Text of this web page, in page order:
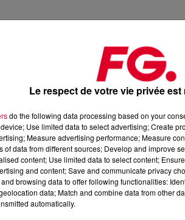
18 décembre 2025
, 📱 et sur l’Application FG (IOS
Le respect de votre vie privée
do the following data processing based on your
Use limited data to select advertising; Create
Measure advertising performance; Measure
of data from different sources; Develop and improve
content; Use limited data to select content;
and content; Save and communicate privacy
browsing data to offer following functionalities:
data; Match and combine data from other
automatically.